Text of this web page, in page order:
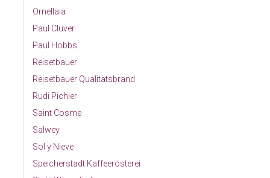
Ornellaia
Paul Cluver
Paul Hobbs
Reisetbauer
Reisetbauer Qualitätsbrand
Rudi Pichler
Saint Cosme
Salwey
Sol y Nieve
Speicherstadt Kaffeerösterei